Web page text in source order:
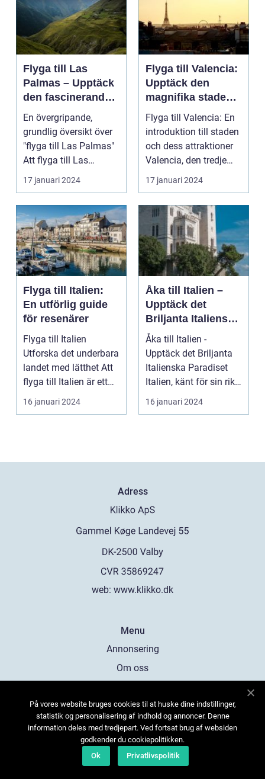
Flyga till Las
Palmas – Upptäck
den fascinerande
ögruppen
En övergripande,
grundlig översikt över
"flyga till Las Palmas"
Att flyga till Las
Palmas, beläget ...
17 januari 2024
Flyga till Valencia:
Upptäck den
magnifika staden
med sin rika
historia och kultur
Flyga till Valencia: En
introduktion till staden
och dess attraktioner
Valencia, den tredje
största...
17 januari 2024
Flyga till Italien:
En utförlig guide
för resenärer
Flyga till Italien
Utforska det underbara
landet med lätthet Att
flyga till Italien är ett
fantast...
16 januari 2024
Åka till Italien –
Upptäck det
Briljanta Italienska
Paradiset
Åka till Italien -
Upptäck det Briljanta
Italienska Paradiset
Italien, känt för sin rika
historia, ...
16 januari 2024
Adress
web: www.klikko.dk
Menu
Annonsering
Om oss
Kontakta oss
Sitemap
På vores website bruges cookies til at huske dine indstillinger,
statistik og personalisering af indhold og annoncer. Denne
information deles med tredjepart. Ved fortsat brug af websiden
godkender du cookiepolitikken.
Ok
Privatlivspolitik